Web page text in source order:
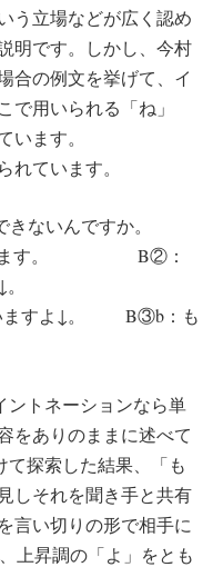
う立場などが広く認め
明です。しかし、今村
合の例文を挙げて、イ
で用いられる「ね」
います。
ています。
いんですか。
ます。 B②：
よ↓。 B③b：も
トネーションなら単
をありのままに述べて
探索した結果、「も
しそれを聞き手と共有
言い切りの形で相手に
上昇調の「よ」をとも